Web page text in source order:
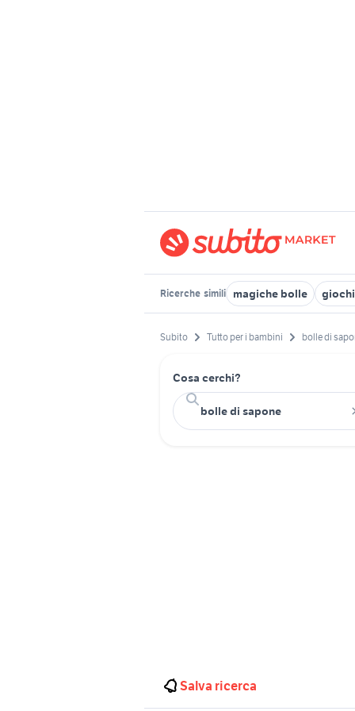
Ricerche simili magiche bolle
Subito Tutto per i bambini bolle di
Cosa cerchi?
Salva ricerca